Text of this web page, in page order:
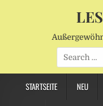
Search
for:
STARTSEITE NEU